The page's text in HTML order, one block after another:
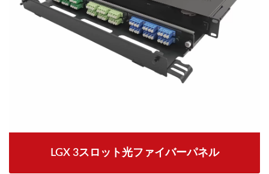
LGX 3スロット光ファイバーパネル